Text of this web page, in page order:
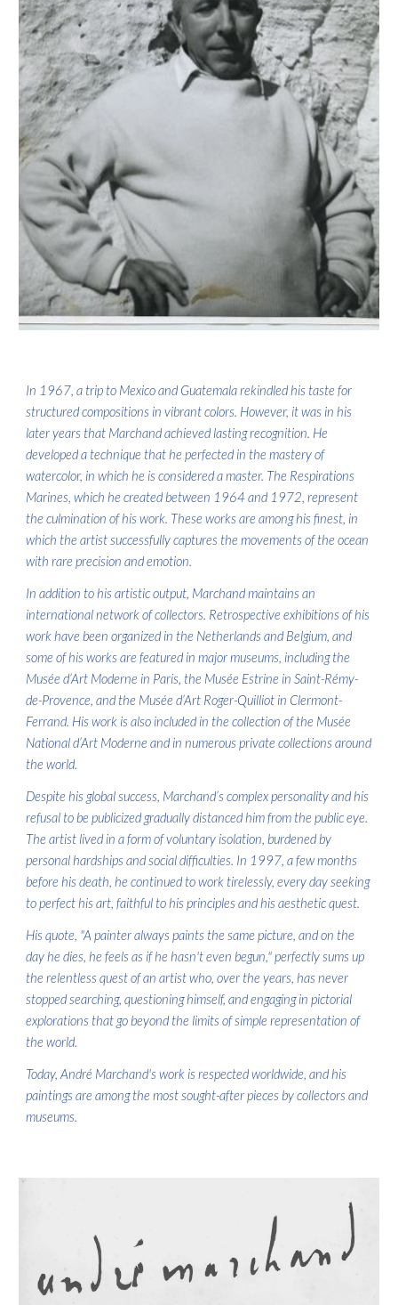
In 1967, a trip to Mexico and Guatemala rekindled his taste for
structured compositions in vibrant colors. However, it was in his
later years that Marchand achieved lasting recognition. He
developed a technique that he perfected in the mastery of
watercolor, in which he is considered a master. The Respirations
Marines, which he created between 1964 and 1972, represent
the culmination of his work. These works are among his finest, in
which the artist successfully captures the movements of the ocean
with rare precision and emotion.
In addition to his artistic output, Marchand maintains an
international network of collectors. Retrospective exhibitions of his
work have been organized in the Netherlands and Belgium, and
some of his works are featured in major museums, including the
Musée d’Art Moderne in Paris, the Musée Estrine in Saint-Rémy-
de-Provence, and the Musée d’Art Roger-Quilliot in Clermont-
Ferrand. His work is also included in the collection of the Musée
National d’Art Moderne and in numerous private collections around
the world.
Despite his global success, Marchand’s complex personality and his
refusal to be publicized gradually distanced him from the public eye.
The artist lived in a form of voluntary isolation, burdened by
personal hardships and social difficulties. In 1997, a few months
before his death, he continued to work tirelessly, every day seeking
to perfect his art, faithful to his principles and his aesthetic quest.
His quote, "A painter always paints the same picture, and on the
day he dies, he feels as if he hasn't even begun," perfectly sums up
the relentless quest of an artist who, over the years, has never
stopped searching, questioning himself, and engaging in pictorial
explorations that go beyond the limits of simple representation of
the world.
Today, André Marchand's work is respected worldwide, and his
paintings are among the most sought-after pieces by collectors and
museums.